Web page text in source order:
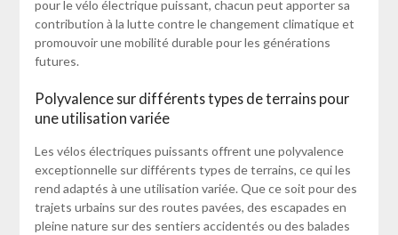
pour le vélo électrique puissant, chacun peut apporter sa
contribution à la lutte contre le changement climatique et
promouvoir une mobilité durable pour les générations
futures.
Polyvalence sur différents types de terrains pour
une utilisation variée
Les vélos électriques puissants offrent une polyvalence
exceptionnelle sur différents types de terrains, ce qui les
rend adaptés à une utilisation variée. Que ce soit pour des
trajets urbains sur des routes pavées, des escapades en
pleine nature sur des sentiers accidentés ou des balades